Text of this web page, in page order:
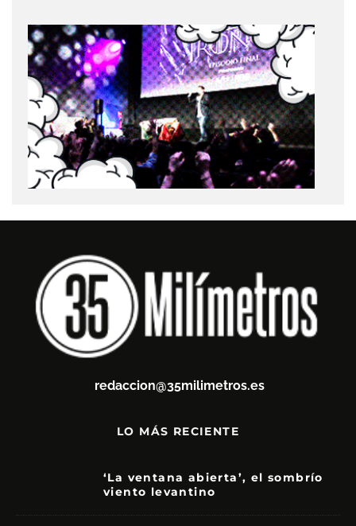
redaccion@35milimetros.es
LO MÁS RECIENTE
‘La ventana abierta’, el sombrío
viento levantino